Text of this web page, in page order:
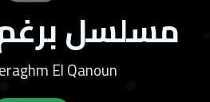
مسلسل
El Qanoun